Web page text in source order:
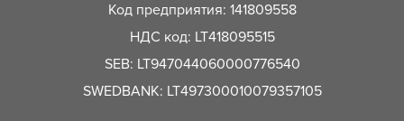
Код предприятия: 141809558
НДС код: LT418095515
SEB: LT947044060000776540
SWEDBANK: LT497300010079357105